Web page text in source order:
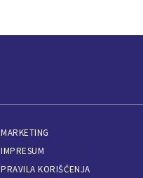
MARKETING
IMPRESUM
PRAVILA KORIŠĆENJA